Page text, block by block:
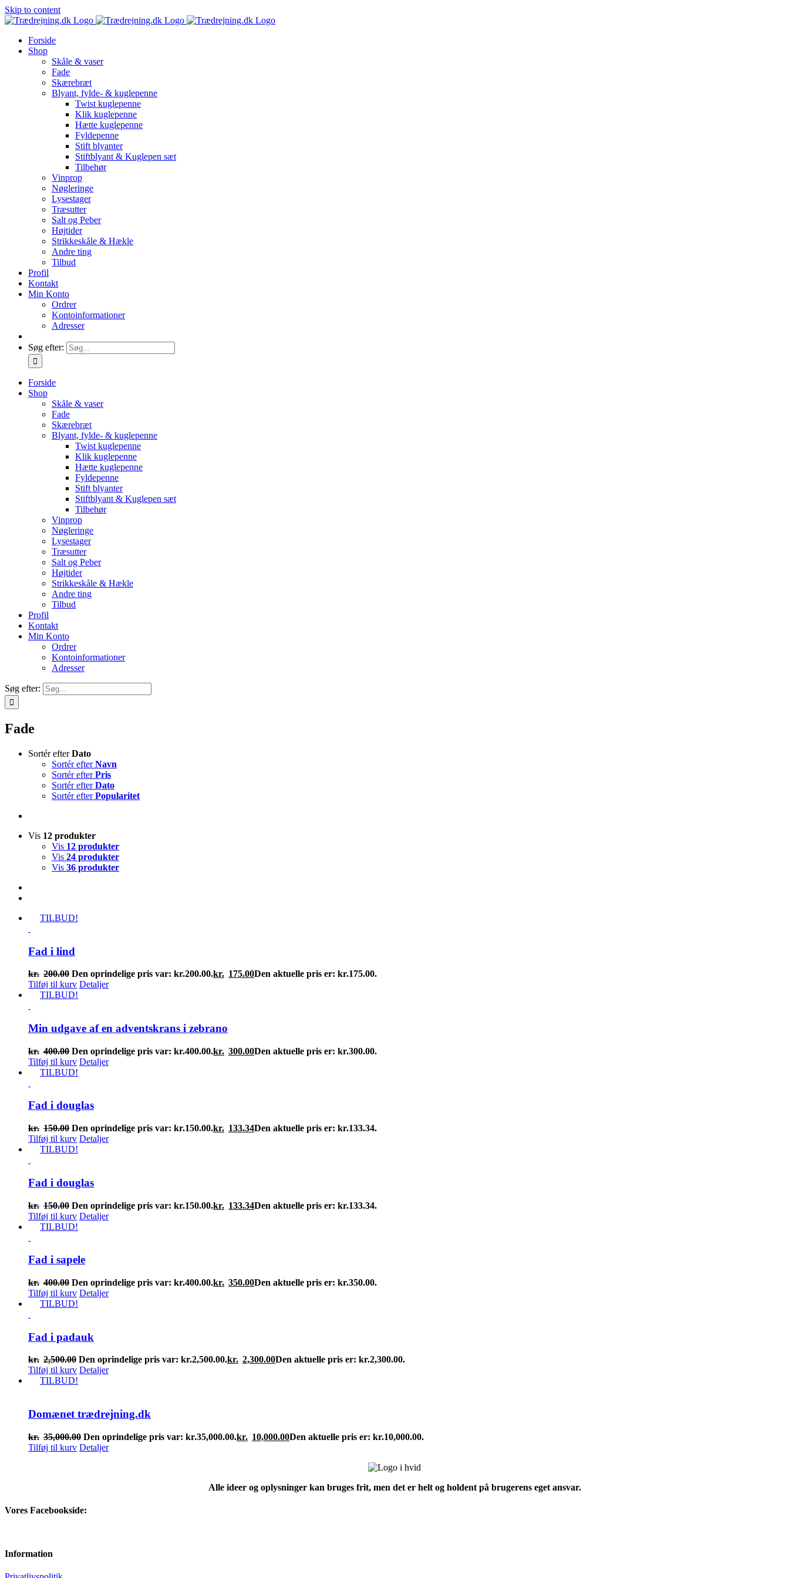
Skip to content
Forside
Shop
Skåle & vaser
Fade
Skærebræt
Blyant, fylde- & kuglepenne
Twist kuglepenne
Klik kuglepenne
Hætte kuglepenne
Fyldepenne
Stift blyanter
Stiftblyant & Kuglepen sæt
Tilbehør
Vinprop
Nøgleringe
Lysestager
Træsutter
Salt og Peber
Højtider
Strikkeskåle & Hækle
Andre ting
Tilbud
Profil
Kontakt
Min Konto
Ordrer
Kontoinformationer
Adresser
Søg efter:
Forside
Shop
Skåle & vaser
Fade
Skærebræt
Blyant, fylde- & kuglepenne
Twist kuglepenne
Klik kuglepenne
Hætte kuglepenne
Fyldepenne
Stift blyanter
Stiftblyant & Kuglepen sæt
Tilbehør
Vinprop
Nøgleringe
Lysestager
Træsutter
Salt og Peber
Højtider
Strikkeskåle & Hækle
Andre ting
Tilbud
Profil
Kontakt
Min Konto
Ordrer
Kontoinformationer
Adresser
Søg efter:
Fade
Sortér efterDato
Sortér efterNavn
Sortér efterPris
Sortér efterDato
Sortér efterPopularitet
Vis 12 produkter
Vis 12 produkter
Vis 24 produkter
Vis 36 produkter
TILBUD!
Fad i lind
kr. 200.00 Den oprindelige pris var: kr.200.00.kr. 175.00Den aktuelle pris er: kr.175.00.
Tilføj til kurv Detaljer
TILBUD!
Min udgave af en adventskrans i zebrano
kr. 400.00 Den oprindelige pris var: kr.400.00.kr. 300.00Den aktuelle pris er: kr.300.00.
Tilføj til kurv Detaljer
TILBUD!
Fad i douglas
kr. 150.00 Den oprindelige pris var: kr.150.00.kr. 133.34Den aktuelle pris er: kr.133.34.
Tilføj til kurv Detaljer
TILBUD!
Fad i douglas
kr. 150.00 Den oprindelige pris var: kr.150.00.kr. 133.34Den aktuelle pris er: kr.133.34.
Tilføj til kurv Detaljer
TILBUD!
Fad i sapele
kr. 400.00 Den oprindelige pris var: kr.400.00.kr. 350.00Den aktuelle pris er: kr.350.00.
Tilføj til kurv Detaljer
TILBUD!
Fad i padauk
kr. 2,500.00 Den oprindelige pris var: kr.2,500.00.kr. 2,300.00Den aktuelle pris er: kr.2,300.00.
Tilføj til kurv Detaljer
TILBUD!
Domænet trædrejning.dk
kr. 35,000.00 Den oprindelige pris var: kr.35,000.00.kr. 10,000.00Den aktuelle pris er: kr.10,000.00.
Tilføj til kurv Detaljer
Alle ideer og oplysninger kan bruges frit, men det er helt og holdent på brugerens eget ansvar.
Vores Facebookside:
Information